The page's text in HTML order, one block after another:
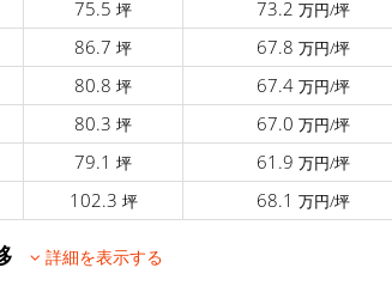
75.5 坪 73.2 万円/坪
86.7 坪 67.8 万円/坪
80.8 坪 67.4 万円/坪
80.3 坪 67.0 万円/坪
79.1 坪 61.9 万円/坪
102.3 坪 68.1 万円/坪
移 詳細を表示する